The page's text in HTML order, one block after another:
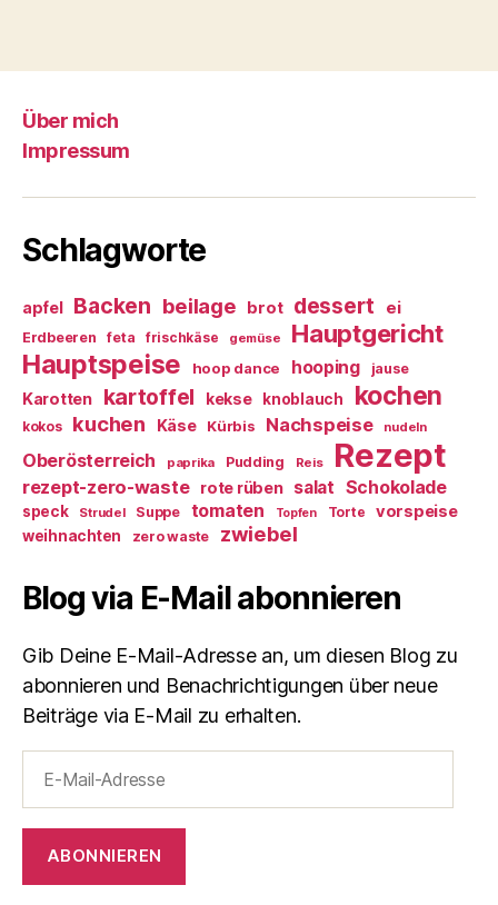
Über mich
Impressum
Schlagworte
apfel Backen beilage brot dessert ei
Erdbeeren feta frischkäse gemüse Hauptgericht
Hauptspeise hoop dance hooping jause
Karotten kartoffel kekse knoblauch kochen
kokos kuchen Käse Kürbis Nachspeise nudeln
Oberösterreich paprika Pudding Reis Rezept
rezept-zero-waste rote rüben salat Schokolade
speck Strudel Suppe tomaten Topfen Torte vorspeise
weihnachten zero waste zwiebel
Blog via E-Mail abonnieren
Gib Deine E-Mail-Adresse an, um diesen Blog zu
abonnieren und Benachrichtigungen über neue
Beiträge via E-Mail zu erhalten.
Mail-
Adresse
ABONNIEREN